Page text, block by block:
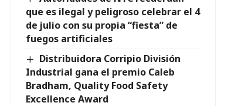
que es ilegal y peligroso celebrar el 4
de julio con su propia “fiesta” de
fuegos artificiales
Distribuidora Corripio División
Industrial gana el premio Caleb
Bradham, Quality Food Safety
Excellence Award